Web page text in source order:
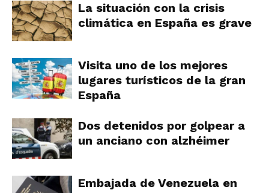
La situación con la crisis
climática en España es grave
Visita uno de los mejores
lugares turísticos de la gran
España
Dos detenidos por golpear a
un anciano con alzhéimer
Embajada de Venezuela en